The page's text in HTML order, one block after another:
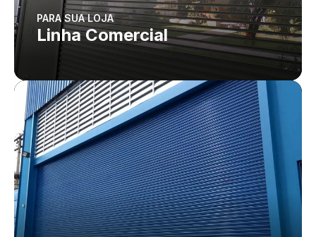
PARA SUA LOJA
Linha Comercial